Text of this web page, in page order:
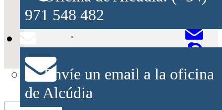
971 548 482
Envíe un email a la oficina
de Alcúdia